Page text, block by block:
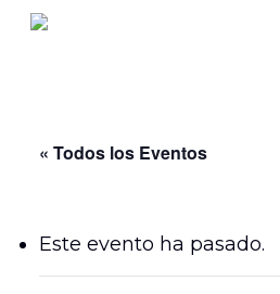
Skip
« Todos los Eventos
Este evento ha pasado.